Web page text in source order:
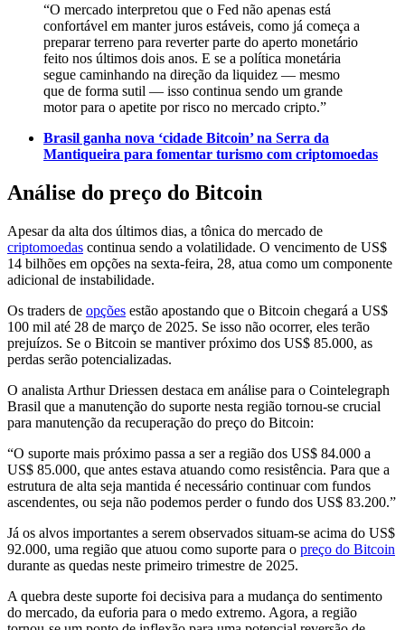
“O mercado interpretou que o Fed não apenas está
confortável em manter juros estáveis, como já começa a
preparar terreno para reverter parte do aperto monetário
feito nos últimos dois anos. E se a política monetária
segue caminhando na direção da liquidez — mesmo
que de forma sutil — isso continua sendo um grande
motor para o apetite por risco no mercado cripto.”
Brasil ganha nova ‘cidade Bitcoin’ na Serra da
Mantiqueira para fomentar turismo com criptomoedas
Análise do preço do Bitcoin
Apesar da alta dos últimos dias, a tônica do mercado de
criptomoedas continua sendo a volatilidade. O vencimento de US$
14 bilhões em opções na sexta-feira, 28, atua como um componente
adicional de instabilidade.
Os traders de opções estão apostando que o Bitcoin chegará a US$
100 mil até 28 de março de 2025. Se isso não ocorrer, eles terão
prejuízos. Se o Bitcoin se mantiver próximo dos US$ 85.000, as
perdas serão potencializadas.
O analista Arthur Driessen destaca em análise para o Cointelegraph
Brasil que a manutenção do suporte nesta região tornou-se crucial
para manutenção da recuperação do preço do Bitcoin:
“O suporte mais próximo passa a ser a região dos US$ 84.000 a
US$ 85.000, que antes estava atuando como resistência. Para que a
estrutura de alta seja mantida é necessário continuar com fundos
ascendentes, ou seja não podemos perder o fundo dos US$ 83.200.”
Já os alvos importantes a serem observados situam-se acima do US$
92.000, uma região que atuou como suporte para o preço do Bitcoin
durante as quedas neste primeiro trimestre de 2025.
A quebra deste suporte foi decisiva para a mudança do sentimento
do mercado, da euforia para o medo extremo. Agora, a região